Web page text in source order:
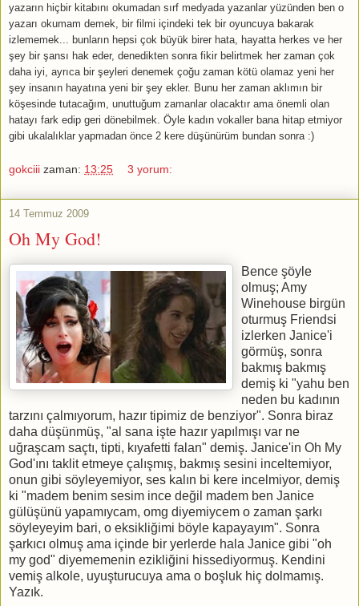
yazarın hiçbir kitabını okumadan sırf medyada yazanlar yüzünden ben o
yazarı okumam demek, bir filmi içindeki tek bir oyuncuya bakarak
izlememek... bunların hepsi çok büyük birer hata, hayatta herkes ve her
şey bir şansı hak eder, denedikten sonra fikir belirtmek her zaman çok
daha iyi, ayrıca bir şeyleri denemek çoğu zaman kötü olamaz yeni her
şey insanın hayatına yeni bir şey ekler. Bunu her zaman aklımın bir
köşesinde tutacağım, unuttuğum zamanlar olacaktır ama önemli olan
hatayı fark edip geri dönebilmek. Öyle kadın vokaller bana hitap etmiyor
gibi ukalalıklar yapmadan önce 2 kere düşünürüm bundan sonra :)
gokciii zaman: 13:25 3 yorum:
14 Temmuz 2009
Oh My God!
Bence şöyle
olmuş; Amy
Winehouse birgün
oturmuş Friendsi
izlerken Janice'i
görmüş, sonra
bakmış bakmış
demiş ki "yahu ben
neden bu kadının
tarzını çalmıyorum, hazır tipimiz de benziyor". Sonra biraz
daha düşünmüş, "al sana işte hazır yapılmışı var ne
uğraşcam saçtı, tipti, kıyafetti falan" demiş. Janice'in Oh My
God'ını taklit etmeye çalışmış, bakmış sesini inceltemiyor,
onun gibi söyleyemiyor, ses kalın bi kere incelmiyor, demiş
ki "madem benim sesim ince değil madem ben Janice
gülüşünü yapamıycam, omg diyemiycem o zaman şarkı
söyleyeyim bari, o eksikliğimi böyle kapayayım". Sonra
şarkıcı olmuş ama içinde bir yerlerde hala Janice gibi "oh
my god" diyememenin ezikliğini hissediyormuş. Kendini
vemiş alkole, uyuşturucuya ama o boşluk hiç dolmamış.
Yazık.